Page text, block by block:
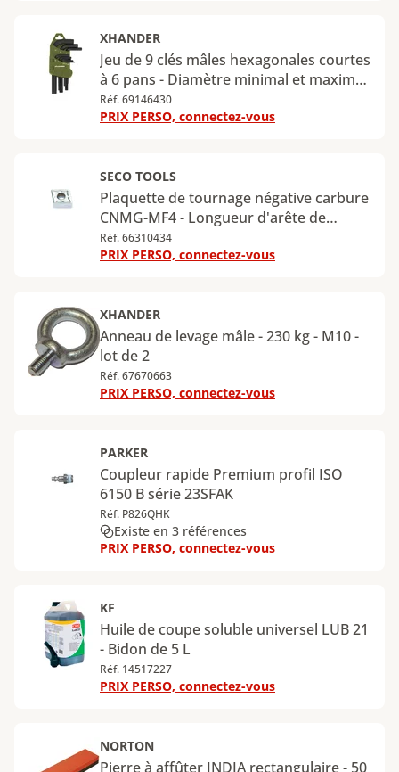
XHANDER
Jeu de 9 clés mâles hexagonales courtes
à 6 pans - Diamètre minimal et maximal
de la tête : 1,5 à 10 mm
Réf. 69146430
PRIX PERSO, connectez-vous
SECO TOOLS
Plaquette de tournage négative carbure
CNMG-MF4 - Longueur d'arête de
coupe : 12 mm - Épaisseur : 4,76 - Rayon
: 0,8 mm - Revêtement : CVD - TM2501
Réf. 66310434
PRIX PERSO, connectez-vous
XHANDER
Anneau de levage mâle - 230 kg - M10 -
lot de 2
Réf. 67670663
PRIX PERSO, connectez-vous
PARKER
Coupleur rapide Premium profil ISO
6150 B série 23SFAK
Réf. P826QHK
Existe en 3 références
PRIX PERSO, connectez-vous
KF
Huile de coupe soluble universel LUB 21
- Bidon de 5 L
Réf. 14517227
PRIX PERSO, connectez-vous
NORTON
Pierre à affûter INDIA rectangulaire - 50